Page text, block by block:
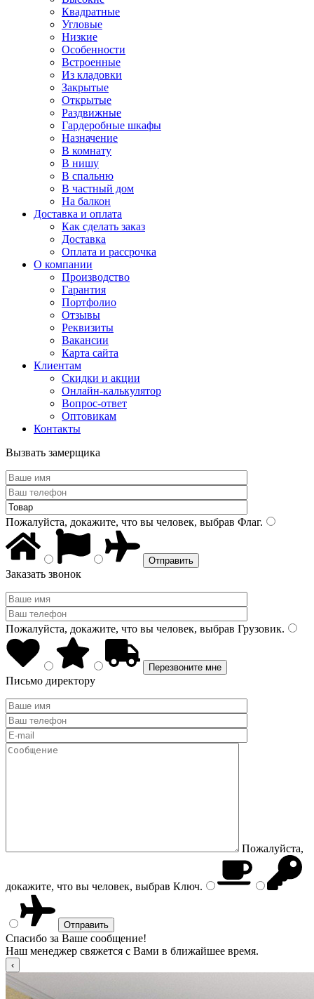
Квадратные
Угловые
Низкие
Особенности
Встроенные
Из кладовки
Закрытые
Открытые
Раздвижные
Гардеробные шкафы
Назначение
В комнату
В нишу
В спальню
В частный дом
На балкон
Доставка и оплата
Как сделать заказ
Доставка
Оплата и рассрочка
О компании
Производство
Гарантия
Портфолио
Отзывы
Реквизиты
Вакансии
Карта сайта
Клиентам
Скидки и акции
Онлайн-калькулятор
Вопрос-ответ
Оптовикам
Контакты
Вызвать замерщика
Пожалуйста, докажите, что вы человек, выбрав Флаг.
Заказать звонок
Пожалуйста, докажите, что вы человек, выбрав Грузовик.
Письмо директору
Пожалуйста,
докажите, что вы человек, выбрав Ключ.
Спасибо за Ваше сообщение!
Наш менеджер свяжется с Вами в ближайшее время.